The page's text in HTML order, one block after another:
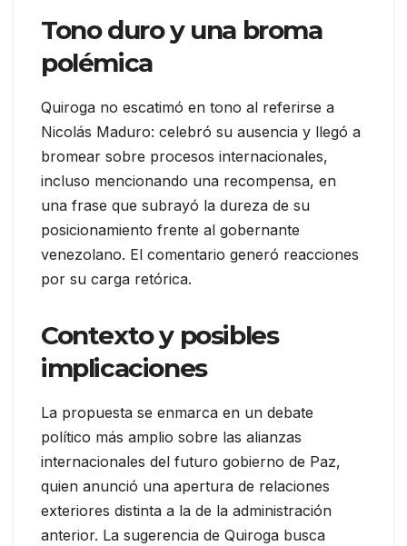
Tono duro y una broma
polémica
Quiroga no escatimó en tono al referirse a
Nicolás Maduro: celebró su ausencia y llegó a
bromear sobre procesos internacionales,
incluso mencionando una recompensa, en
una frase que subrayó la dureza de su
posicionamiento frente al gobernante
venezolano. El comentario generó reacciones
por su carga retórica.
Contexto y posibles
implicaciones
La propuesta se enmarca en un debate
político más amplio sobre las alianzas
internacionales del futuro gobierno de Paz,
quien anunció una apertura de relaciones
exteriores distinta a la de la administración
anterior. La sugerencia de Quiroga busca